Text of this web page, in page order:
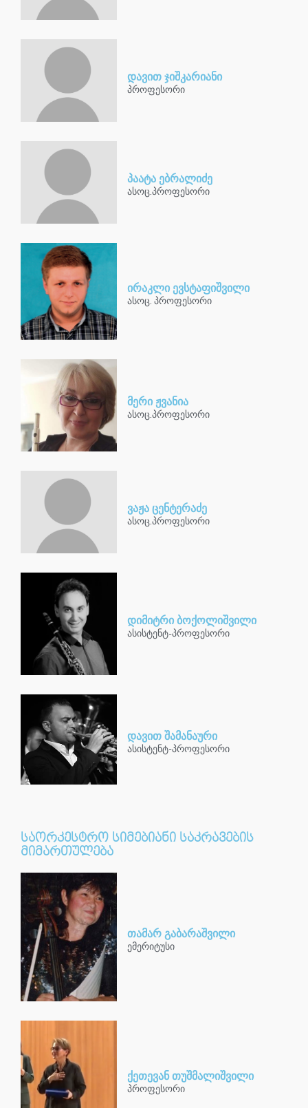
დავით ჯიშკარიანი
პროფესორი
პაატა ებრალიძე
ასოც.პროფესორი
ირაკლი ევსტაფიშვილი
ასოც. პროფესორი
მერი ჟვანია
ასოც.პროფესორი
ვაჟა ცენტერაძე
ასოც.პროფესორი
დიმიტრი ბოქოლიშვილი
ასისტენტ-პროფესორი
დავით შამანაური
ასისტენტ-პროფესორი
საორკესტრო სიმებიანი საკრავების
მიმართულება
თამარ გაბარაშვილი
ემერიტუსი
ქეთევან თუშმალიშვილი
პროფესორი